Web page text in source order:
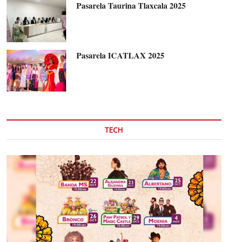
Pasarela Taurina Tlaxcala 2025
Pasarela ICATLAX 2025
TECH